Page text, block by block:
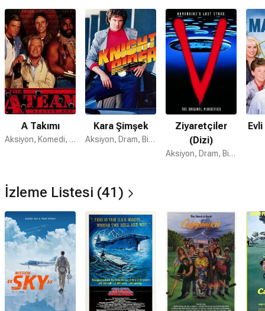
A Takımı
Aksiyon, Komedi, Suç
Kara Şimşek
Aksiyon, Dram, Bilim Kurgu
Ziyaretçiler
(Dizi)
Aksiyon, Dram, Bilim Kurgu
İzleme Listesi (41)